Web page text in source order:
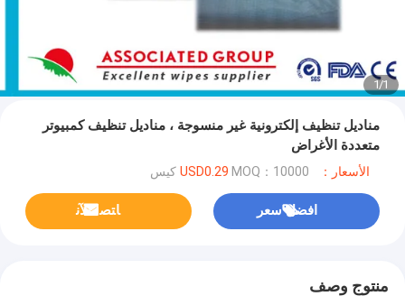
1
/
1
مناديل تنظيف إلكترونية غير منسوجة ، مناديل تنظيف كمبيوتر
متعددة الأغراض
الأسعار：USD0.29 MOQ：10000 كيس
افضل سعر ﺎﺘﺼﻟ ﺍﻶﻧ
منتوج وصف